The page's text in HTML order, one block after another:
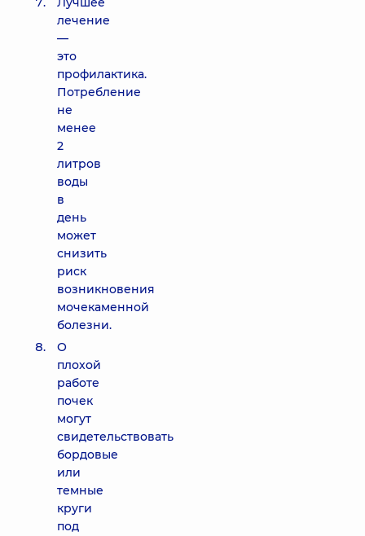
лечение
—
это
профилактика.
Потребление
не
менее
2
литров
воды
в
день
может
снизить
риск
возникновения
мочекаменной
болезни.
О
плохой
работе
почек
могут
свидетельствовать
бордовые
или
темные
круги
под